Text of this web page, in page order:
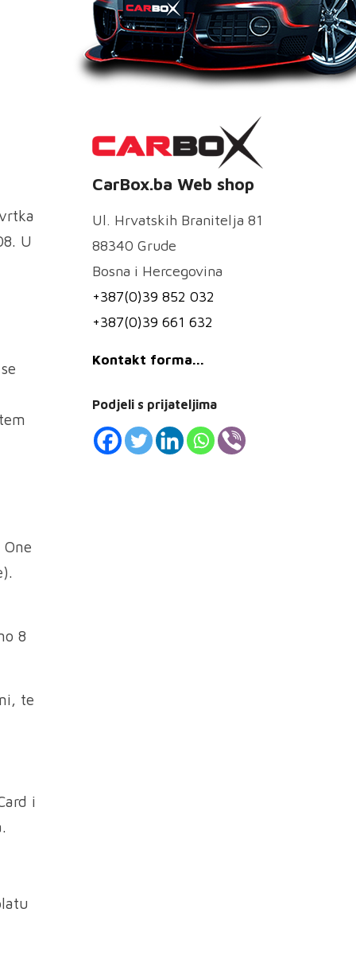
U
8
te
i
CarBox.ba Web shop
Ul. Hrvatskih Branitelja 81
88340 Grude
Bosna i Hercegovina
+387(0)39 852 032
+387(0)39 661 632
Kontakt forma...
Podjeli s prijateljima